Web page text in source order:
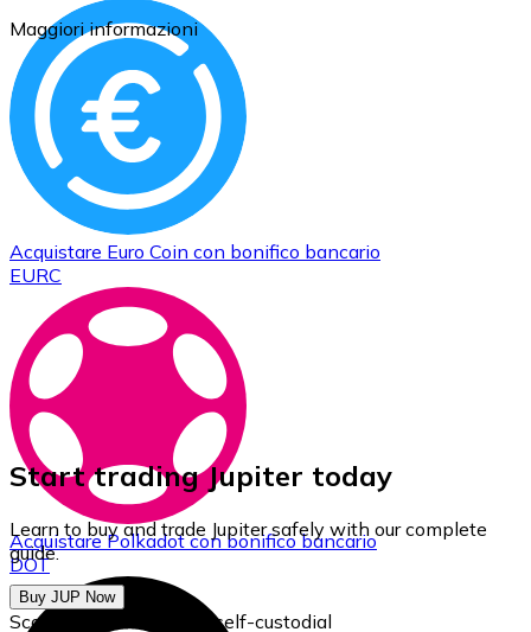
Acquistare Euro Coin con bonifico bancario
EURC
AcquistarePolkadotcon bonifico bancario
DOT
Maggiori informazioni
Start trading Jupiter today
Learn to buy and trade Jupiter safely with our complete
guide.
Buy JUP Now
Scarica il nostro Wallet self-custodial